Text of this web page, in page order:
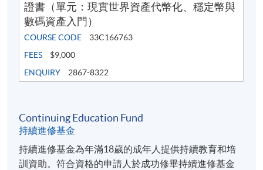
證書（單元：現實世界資產代幣化、穩定幣與
數碼資產入門）
COURSE CODE
33C166763
FEES
$9,000
ENQUIRY
2867-8322
Continuing Education Fund
持續進修基金
持續進修基金為年滿18歲的成年人提供持續教育和培
訓資助。符合資格的申請人於成功修畢持續進修基金